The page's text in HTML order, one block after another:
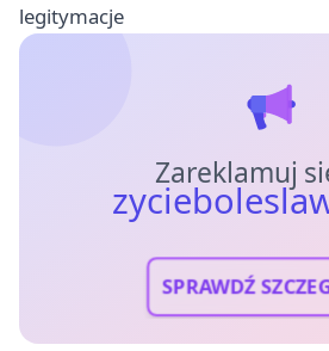
legitymacje
Zareklamuj
SPRAWDŹ